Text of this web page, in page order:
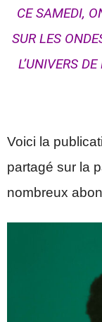
CE SAMEDI,
SUR LES
L’UNIVERS
Voici la
partagé sur la
nombreux